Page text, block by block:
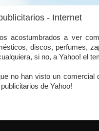
- Internet
acostumbrados a ver
discos, perfumes,
si no, a Yahoo! el
no han visto un
de Yahoo!